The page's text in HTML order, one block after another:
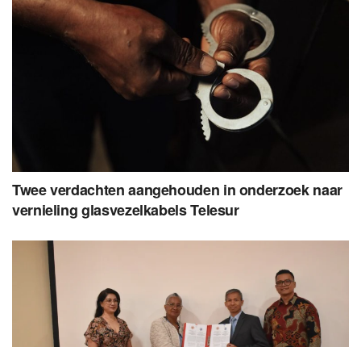
Twee verdachten aangehouden in onderzoek naar
vernieling glasvezelkabels Telesur